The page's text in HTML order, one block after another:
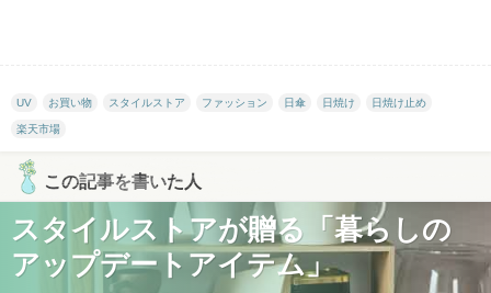
UV お買い物 スタイルストア ファッション 日傘 日焼け 日焼け止め
楽天市場
この記事を書いた人
スタイルストアが贈る「暮らしの
アップデートアイテム」